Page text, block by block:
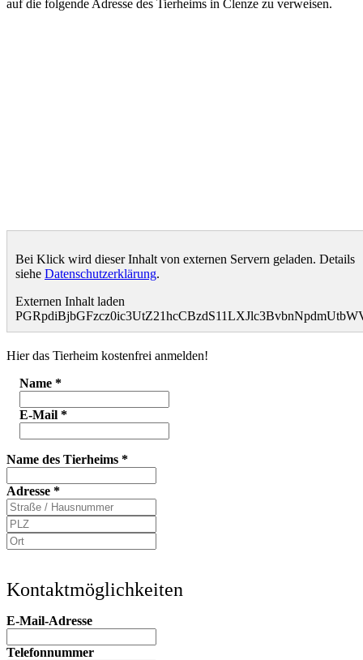
auf die folgende Adresse des Tierheims in Clenze zu verweisen.
Bei Klick wird dieser Inhalt von externen Servern geladen. Details
siehe Datenschutzerklärung.
Externen Inhalt laden
Hier das Tierheim kostenfrei anmelden!
Name *
E-Mail *
Name des Tierheims *
Adresse *
Kontaktmöglichkeiten
E-Mail-Adresse
Telefonnummer